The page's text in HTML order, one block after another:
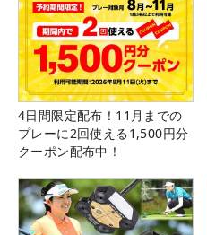
4日間限定配布！11月までの
プレーに2回使える1,500円分
クーポン配布中！